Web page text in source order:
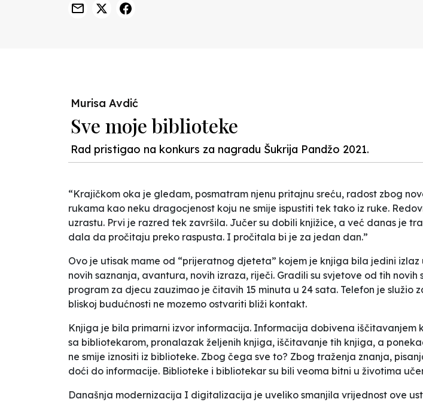
Murisa Avdić
Sve moje biblioteke
Rad pristigao na konkurs za nagradu Šukrija Pandžo 2021.
“Krajičkom oka je gledam, posmatram njenu pritajnu sreću, radost zbog
rukama kao neku dragocjenost koju ne smije ispustiti tek tako iz ruke.
uzrastu. Prvi je razred tek završila. Jučer su dobili knjižice, a već danas je
dala da pročitaju preko raspusta. I pročitala bi je za jedan dan.”
Ovo je utisak mame od “prijeratnog djeteta” kojem je knjiga bila jedini
novih saznanja, avantura, novih izraza, riječi. Gradili su svjetove od tih
program za djecu zauzimao je čitavih 15 minuta u 24 sata. Telefon je
bliskoj budućnosti ne mozemo ostvariti bliži kontakt.
Knjiga je bila primarni izvor informacija. Informacija dobivena
sa bibliotekarom, pronalazak željenih knjiga, iščitavanje tih knjiga, a
ne smije iznositi iz biblioteke. Zbog čega sve to? Zbog traženja znanja,
doći do informacije. Biblioteke i bibliotekar su bili veoma bitni u životima
Današnja modernizacija I digitalizacija je uveliko smanjila vrijednost ove